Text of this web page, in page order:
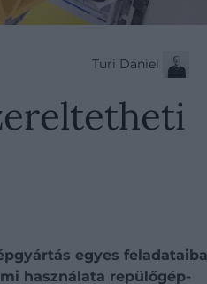
Turi Dániel
egyes
használata repülőgép-